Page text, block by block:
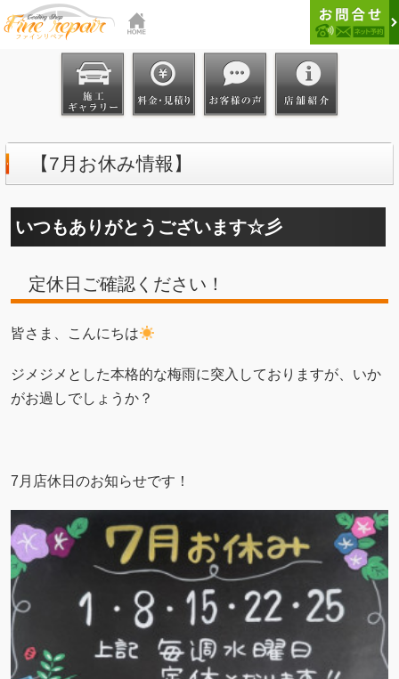
【7月お休み情報】
いつもありがとうございます☆彡
定休日ご確認ください！
皆さま、こんにちは
ジメジメとした本格的な梅雨に突入しておりますが、いか
がお過しでしょうか？
7月店休日のお知らせです！